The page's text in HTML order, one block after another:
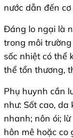
nước dẫn đến
Đáng lo ngại là
trong môi
sốc nhiệt có thể
thể tổn thương,
Phụ huynh cần
như: Sốt cao,
nhanh; nôn ói;
hôn mê hoặc co